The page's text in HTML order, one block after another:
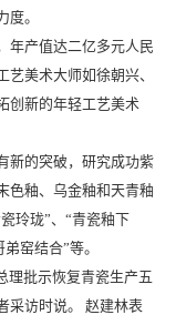
。
产值达二亿多元人民
美术大师如徐朝兴、
创新的年轻工艺美术
的突破，研究成功紫
色釉、乌金釉和天青釉
玲珑”、“青瓷釉下
窑结合”等。
批示恢复青瓷生产五
采访时说。 赵建林表